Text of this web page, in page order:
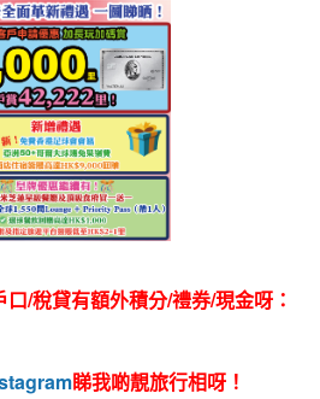
/稅貸有額外積分/禮券/現金呀：
睇我啲靚旅行相呀！